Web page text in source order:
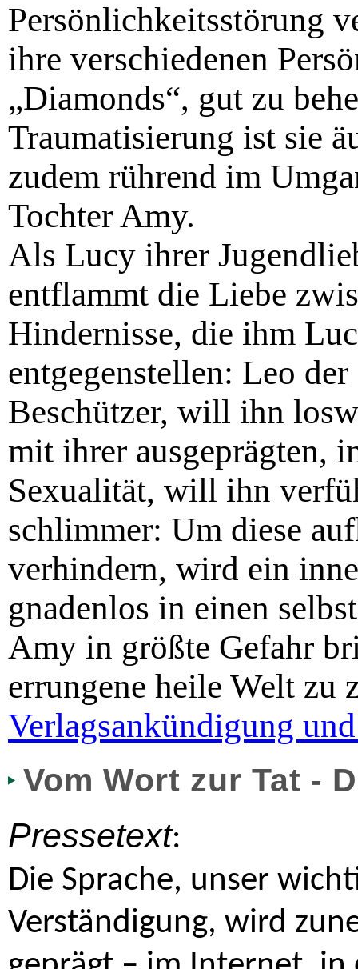
Persönlichkeitsstörung
ihre verschiedenen
„Diamonds“, gut zu
Traumatisierung ist sie
zudem rührend im
Tochter Amy.
Als Lucy ihrer
entflammt die Liebe
Hindernisse, die ihm
entgegenstellen: Leo
Beschützer, will ihn
mit ihrer ausgeprägten,
Sexualität, will ihn
schlimmer: Um diese
verhindern, wird ein
gnadenlos in einen
Amy in größte Gefahr
errungene heile Welt zu
Verlagsankündigung
Vom Wort zur Tat -
Pressetext:
Die Sprache, unser
Verständigung, wird